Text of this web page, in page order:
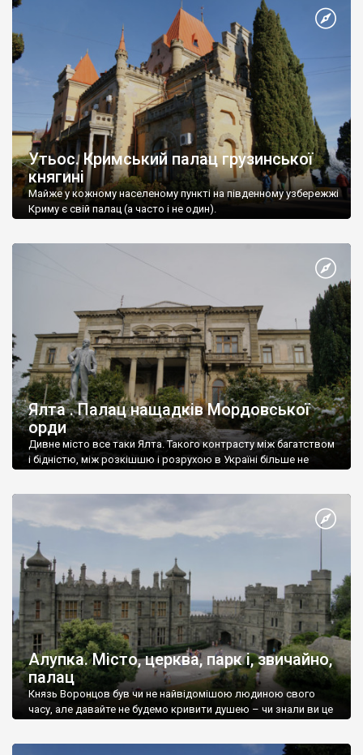
Утьос. Кримський палац грузинської
княгині
Майже у кожному населеному пункті на південному узбережжі
Криму є свій палац (а часто і не один).
Ялта . Палац нащадків Мордовської
орди
Дивне місто все таки Ялта. Такого контрасту між багатством
і бідністю, між розкішшю і розрухою в Україні більше не
Алупка. Місто, церква, парк і, звичайно,
палац
Князь Воронцов був чи не найвідомішою людиною свого
часу, але давайте не будемо кривити душею – чи знали ви це